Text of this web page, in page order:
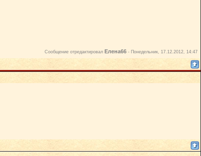
Сообщение отредактировал Елена66 - Понедельник, 17.12.2012, 14:47